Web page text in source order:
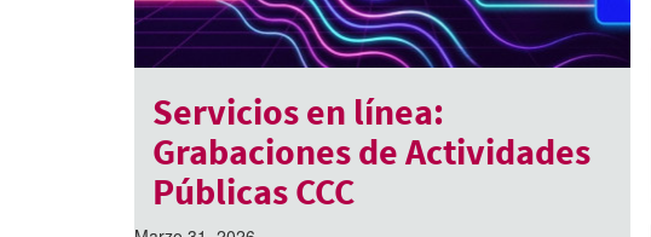
Servicios en línea:
Grabaciones de Actividades
Públicas CCC